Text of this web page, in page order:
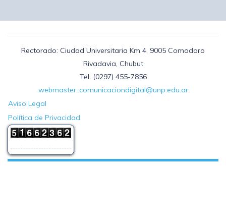
Rectorado: Ciudad Universitaria Km 4, 9005 Comodoro
Rivadavia, Chubut
Tel: (0297) 455-7856
webmaster::comunicaciondigital@unp.edu.ar
Aviso Legal
Política de Privacidad